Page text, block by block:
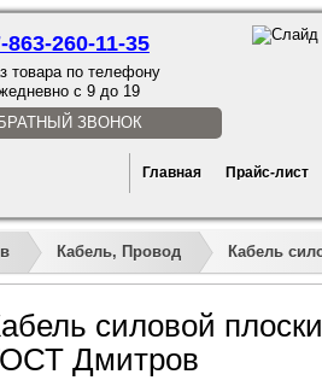
863-260-11-35
товара по телефону
с 9 до 19
ЗВОНОК
Главная Прайс-лист
Кабель, Провод Кабель
силовой
Дмитров